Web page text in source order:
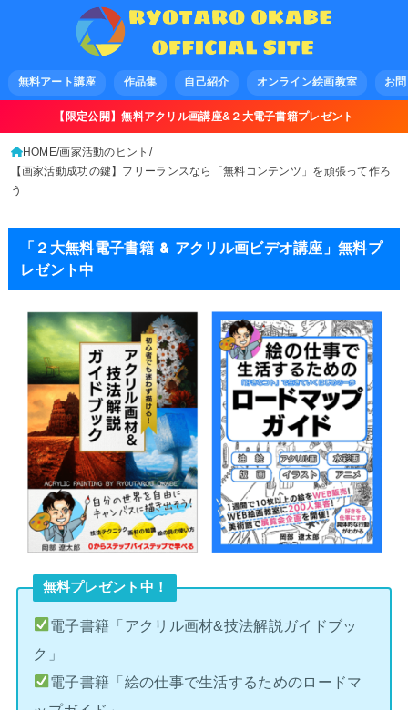
無料アート講座 作品集 自己紹介 オンライン絵画教室 お
【限定公開】無料アクリル画講座&２大電子書籍プレゼント
HOME 画家活動のヒント
【画家活動成功の鍵】フリーランスなら「無料コンテンツ」を頑張って作ろ
う
「２大無料電子書籍 & アクリル画ビデオ講座」無料プ
レゼント中
無料プレゼント中！
電子書籍「アクリル画材&技法解説ガイドブッ
ク」
電子書籍「絵の仕事で生活するためのロードマ